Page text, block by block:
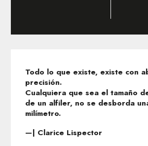
Todo lo que existe, existe con
precisión.
Cualquiera que sea el tamaño
de un alfiler, no se desborda
milímetro.
—| Clarice Lispector